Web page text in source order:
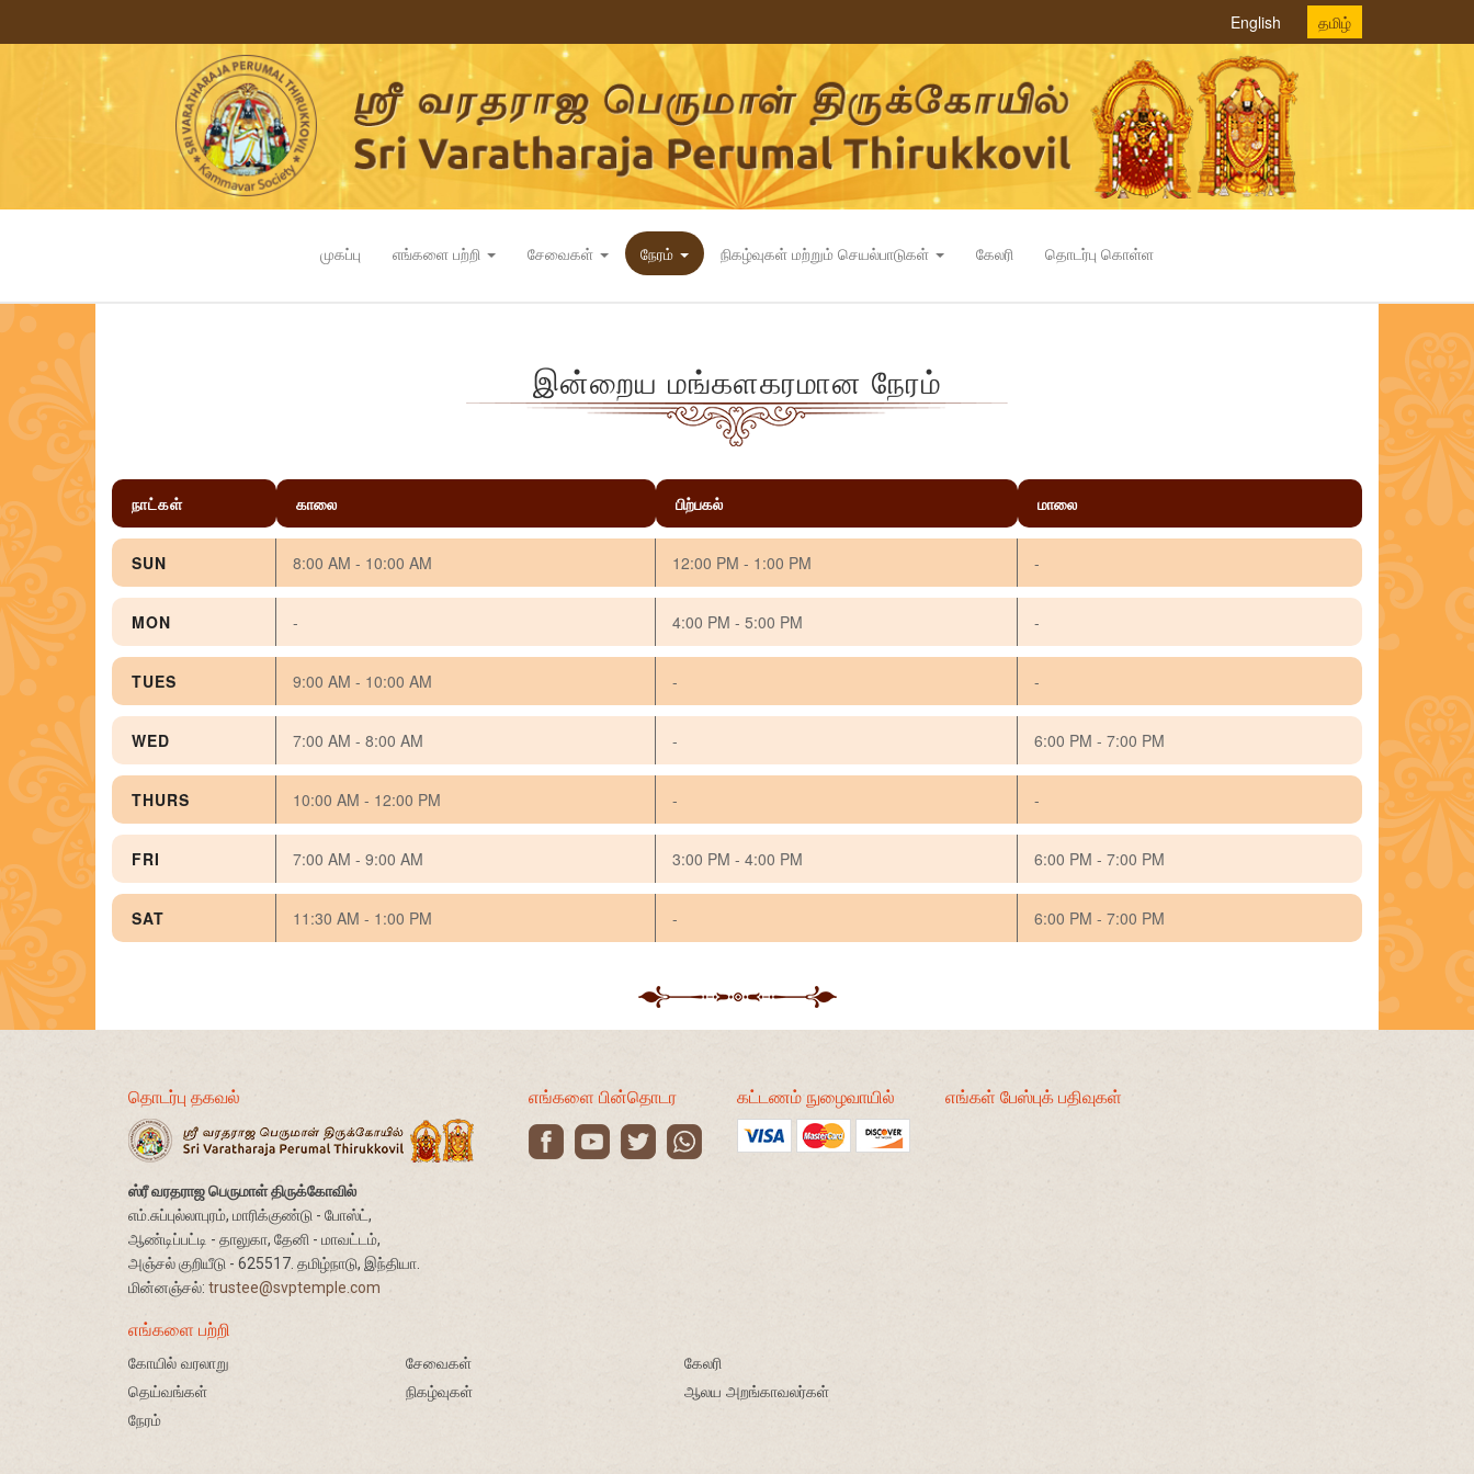
English தமிழ்
முகப்பு எங்களை பற்றி சேவைகள் நேரம் நிகழ்வுகள் மற்றும் செயல்பாடுகள் கேலரி தொடர்பு கொள்ள
இன்றைய மங்களகரமான நேரம்
நாட்கள் காலை பிற்பகல் மாலை
SUN 8:00 AM - 10:00 AM 12:00 PM - 1:00 PM -
MON - 4:00 PM - 5:00 PM -
TUES 9:00 AM - 10:00 AM - -
WED 7:00 AM - 8:00 AM - 6:00 PM - 7:00 PM
THURS 10:00 AM - 12:00 PM - -
FRI 7:00 AM - 9:00 AM 3:00 PM - 4:00 PM 6:00 PM - 7:00 PM
SAT 11:30 AM - 1:00 PM - 6:00 PM - 7:00 PM
தொடர்பு தகவல்
ஸ்ரீ வரதராஜ பெருமாள் திருக்கோவில்
எம்.சுப்புல்லாபுரம், மாரிக்குண்டு - போஸ்ட்,
ஆண்டிப்பட்டி - தாலுகா, தேனி - மாவட்டம்,
அஞ்சல் குறியீடு - 625517. தமிழ்நாடு, இந்தியா.
மின்னஞ்சல்: trustee@svptemple.com
எங்களை பின்தொடர கட்டணம் நுழைவாயில்
எங்களை பற்றி
கோயில் வரலாறு
தெய்வங்கள்
நேரம்
சேவைகள்
நிகழ்வுகள்
கேலரி
ஆலய அறங்காவலர்கள்
எங்கள் பேஸ்புக் பதிவுகள்